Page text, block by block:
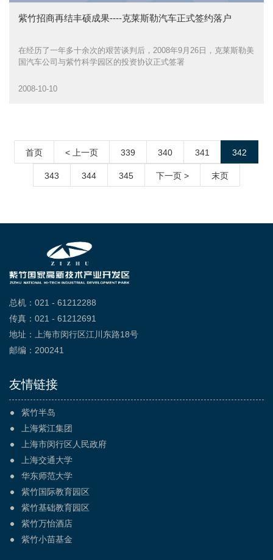
紫竹招商再结丰硕成果----克莱斯勒汽车正式签约落户
在经历了一年多十余次的艰苦谈判后，2008年9月26日，克莱斯勒美
国汽车公司与紫竹科学园区的投资协议正式签署
2008-10-10
首页 < 上一页 339 340 341 342
343 344 345 下一页 > 末页
总机：021 - 61212288
传真：021 - 61212691
地址：上海市闵行区江川东路18号
邮编：200241
友情链接
紫竹半岛
上海紫江集团
上海市闵行区人民政府
上海交通大学
华东师范大学
紫竹国际教育园区
紫竹基础教育园区
紫竹万怡酒店
紫竹小苗基金